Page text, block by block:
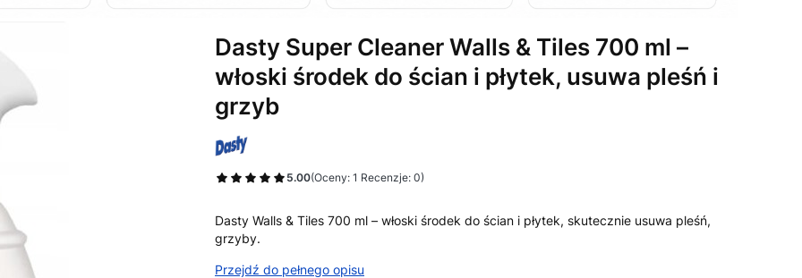
Dasty Super Cleaner Walls & Tiles 700 ml –
włoski środek do ścian i płytek, usuwa pleśń i
grzyb
5.00(Oceny: 1 Recenzje: 0)
Przejdź do sekcji Opinie
Dasty Walls & Tiles 700 ml – włoski środek do ścian i płytek, skutecznie usuwa pleśń,
grzyby.
Przejdź do pełnego opisu